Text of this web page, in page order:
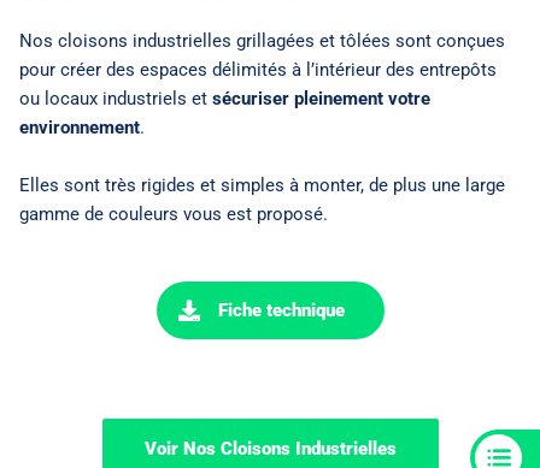
Nos cloisons industrielles grillagées et tôlées sont conçues
pour créer des espaces délimités à l’intérieur des entrepôts
ou locaux industriels et sécuriser pleinement votre
environnement.
Elles sont très rigides et simples à monter, de plus une large
gamme de couleurs vous est proposé.
Fiche technique
Voir Nos Cloisons Industrielles